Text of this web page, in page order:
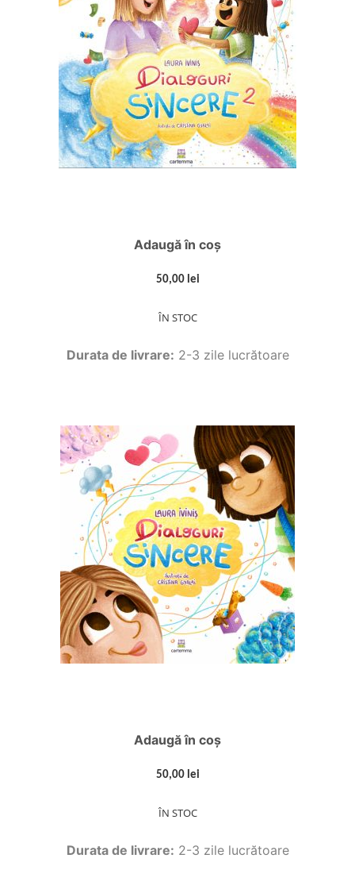
Adaugă în coș
50,00 lei
ÎN STOC
Durata de livrare: 2-3 zile lucrătoare
Adaugă în coș
50,00 lei
ÎN STOC
Durata de livrare: 2-3 zile lucrătoare